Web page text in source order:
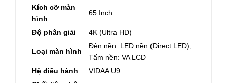
Kích cỡ màn
hình
65 Inch
Độ phân giải 4K (Ultra HD)
Loại màn hình
Đèn nền: LED nền (Direct LED),
Tấm nền: VA LCD
Hệ điều hành
VIDAA U9